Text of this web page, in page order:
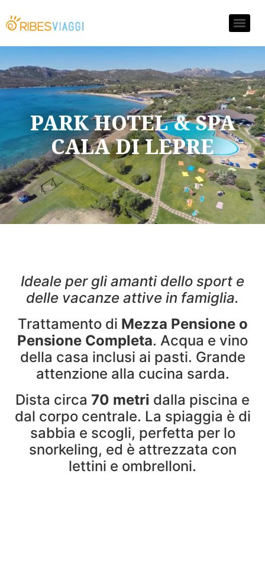
PARK HOTEL & SPA
CALA DI LEPRE
Ideale per gli amanti dello sport e
delle vacanze attive in famiglia.
Trattamento di Mezza Pensione o
Pensione Completa. Acqua e vino
della casa inclusi ai pasti. Grande
attenzione alla cucina sarda.
Dista circa 70 metri dalla piscina e
dal corpo centrale. La spiaggia è di
sabbia e scogli, perfetta per lo
snorkeling, ed è attrezzata con
lettini e ombrelloni.